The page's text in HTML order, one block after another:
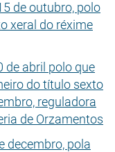
de outubro, polo
xeral do réxime
de abril polo que
do título sexto
reguladora
de Orzamentos
decembro, pola